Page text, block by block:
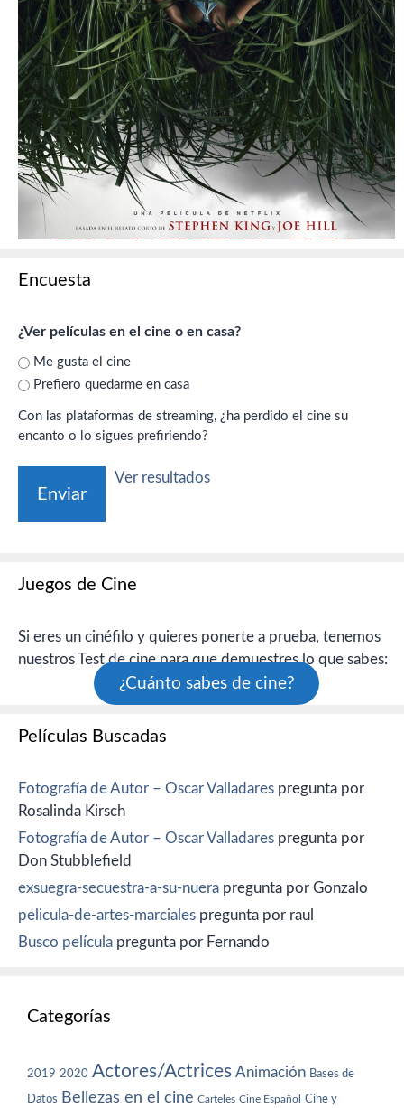
Encuesta
¿Ver películas en el cine o en casa?
Me gusta el cine
Prefiero quedarme en casa
Con las plataformas de streaming, ¿ha perdido el cine su
encanto o lo sigues prefiriendo?
Ver resultados
Juegos de Cine
Si eres un cinéfilo y quieres ponerte a prueba, tenemos
nuestros Test de cine para que demuestres lo que sabes:
¿Cuánto sabes de cine?
Películas Buscadas
Fotografía de Autor – Oscar Valladares pregunta por
Rosalinda Kirsch
Fotografía de Autor – Oscar Valladares pregunta por
Don Stubblefield
exsuegra-secuestra-a-su-nuera pregunta por Gonzalo
pelicula-de-artes-marciales pregunta por raul
Busco película pregunta por Fernando
Categorías
2019 2020 Actores/Actrices Animación Bases de
Datos Bellezas en el cine Carteles Cine Español Cine y